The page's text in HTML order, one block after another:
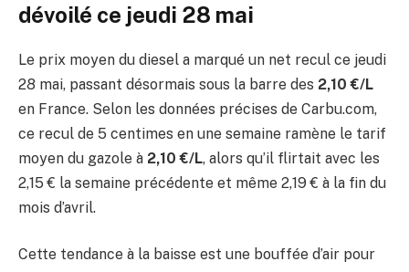
dévoilé ce jeudi 28 mai
Le prix moyen du diesel a marqué un net recul ce jeudi
28 mai, passant désormais sous la barre des 2,10 €/L
en France. Selon les données précises de Carbu.com,
ce recul de 5 centimes en une semaine ramène le tarif
moyen du gazole à 2,10 €/L, alors qu’il flirtait avec les
2,15 € la semaine précédente et même 2,19 € à la fin du
mois d’avril.
Cette tendance à la baisse est une bouffée d’air pour